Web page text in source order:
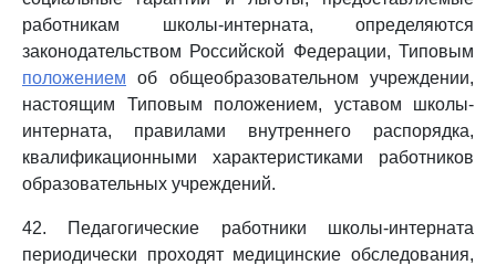
работникам школы-интерната, определяются
законодательством Российской Федерации, Типовым
положением об общеобразовательном учреждении,
настоящим Типовым положением, уставом школы-
интерната, правилами внутреннего распорядка,
квалификационными характеристиками работников
образовательных учреждений.
42. Педагогические работники школы-интерната
периодически проходят медицинские обследования,